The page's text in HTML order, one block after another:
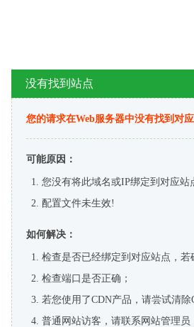
没有找到站点
您的请求在Web服务器中没有找到对
可能原因：
您没有将此域名或IP绑定到对应站
配置文件未生效!
如何解决：
检查是否已经绑定到对应站点，
检查端口是否正确；
若您使用了CDN产品，请尝试清除
普通网站访客，请联系网站管理员